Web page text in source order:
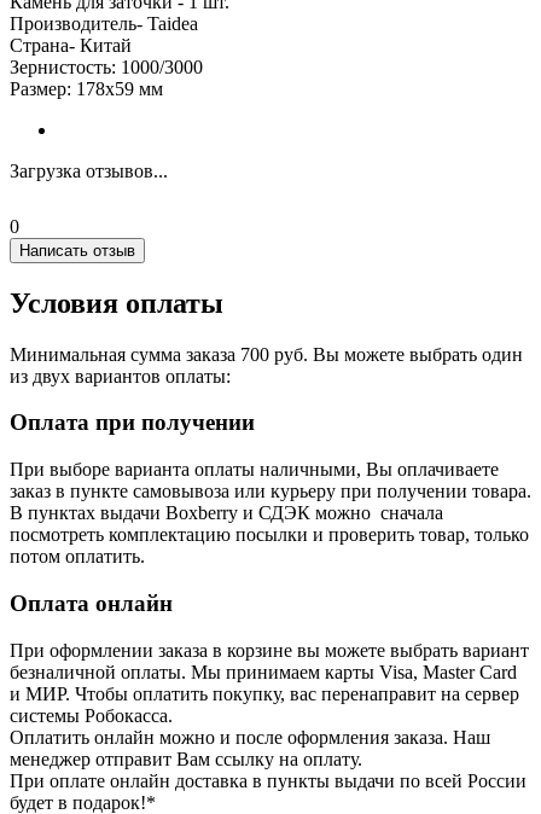
Производитель- Taidea
Страна- Китай
Зернистость: 1000/3000
Размер: 178х59 мм
Загрузка отзывов...
0
Написать отзыв
Условия оплаты
Минимальная сумма заказа 700 руб. Вы можете выбрать один
из двух вариантов оплаты:
Оплата при получении
При выборе варианта оплаты наличными, Вы оплачиваете
заказ в пункте самовывоза или курьеру при получении товара.
В пунктах выдачи Boxberry и СДЭК можно сначала
посмотреть комплектацию посылки и проверить товар, только
потом оплатить.
Оплата онлайн
При оформлении заказа в корзине вы можете выбрать вариант
безналичной оплаты. Мы принимаем карты Visa, Master Card
и МИР. Чтобы оплатить покупку, вас перенаправит на сервер
системы Робокасса.
Оплатить онлайн можно и после оформления заказа. Наш
менеджер отправит Вам ссылку на оплату.
При оплате онлайн доставка в пункты выдачи по всей России
будет в подарок!*